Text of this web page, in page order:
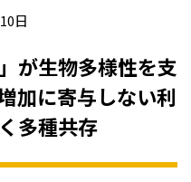
日
が生物多様性を支
加に寄与しない利
多種共存